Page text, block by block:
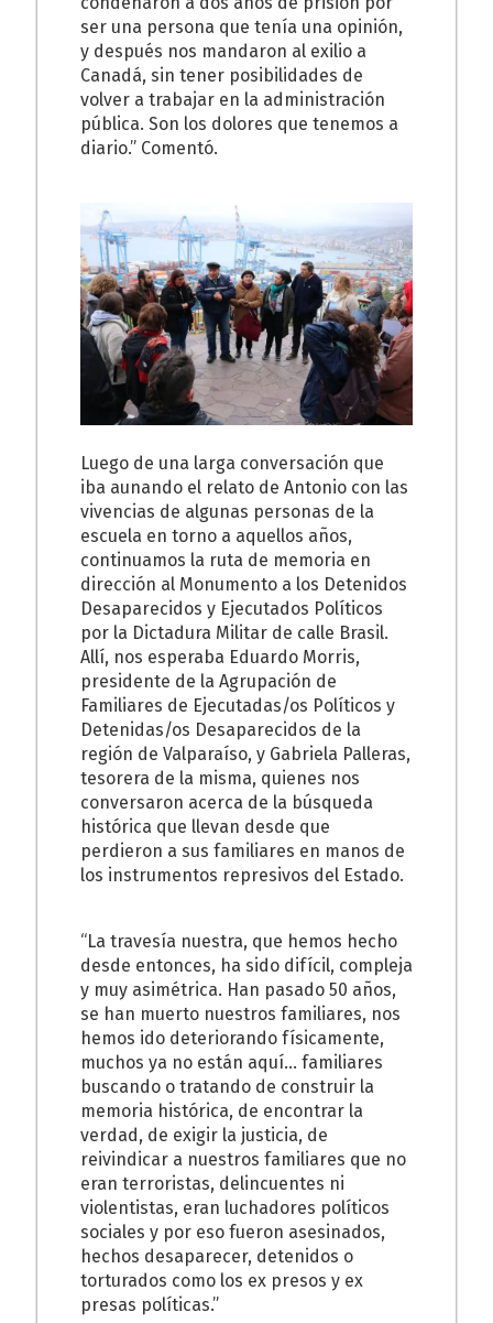
ser una persona que tenía una opinión,
y después nos mandaron al exilio a
Canadá, sin tener posibilidades de
volver a trabajar en la administración
pública. Son los dolores que tenemos a
diario.” Comentó.
Luego de una larga conversación que
iba aunando el relato de Antonio con las
vivencias de algunas personas de la
escuela en torno a aquellos años,
continuamos la ruta de memoria en
dirección al Monumento a los Detenidos
Desaparecidos y Ejecutados Políticos
por la Dictadura Militar de calle Brasil.
Allí, nos esperaba Eduardo Morris,
presidente de la Agrupación de
Familiares de Ejecutadas/os Políticos y
Detenidas/os Desaparecidos de la
región de Valparaíso, y Gabriela Palleras,
tesorera de la misma, quienes nos
conversaron acerca de la búsqueda
histórica que llevan desde que
perdieron a sus familiares en manos de
los instrumentos represivos del Estado.
“La travesía nuestra, que hemos hecho
desde entonces, ha sido difícil, compleja
y muy asimétrica. Han pasado 50 años,
se han muerto nuestros familiares, nos
hemos ido deteriorando físicamente,
muchos ya no están aquí… familiares
buscando o tratando de construir la
memoria histórica, de encontrar la
verdad, de exigir la justicia, de
reivindicar a nuestros familiares que no
eran terroristas, delincuentes ni
violentistas, eran luchadores políticos
sociales y por eso fueron asesinados,
hechos desaparecer, detenidos o
torturados como los ex presos y ex
presas políticas.”